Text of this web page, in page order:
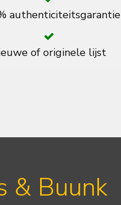
authenticiteitsgarantie
of originele lijst
& Buunk